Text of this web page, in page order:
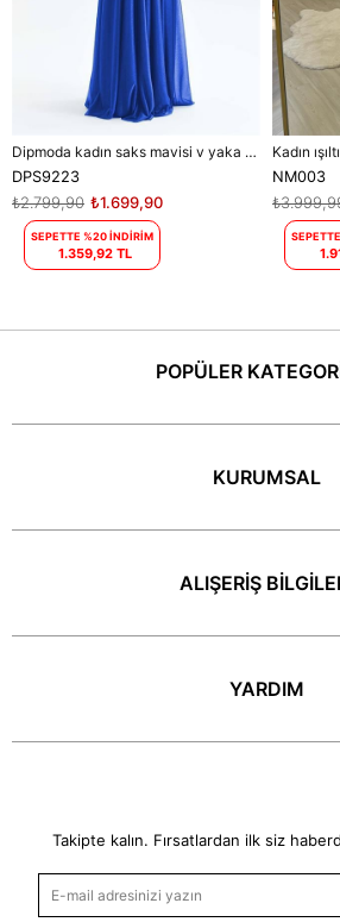
Dipmoda kadın saks mavisi v yaka simli tül abiye elbise DPS9223
DPS9223
₺1.699,90
₺2.799,90
SEPETTE %20 İNDİRİM
1.359,92 TL
NM003
POPÜLER
KURUMSAL
ALIŞERİŞ
YARDIM
Takipte kalın. Fırsatlardan ilk siz